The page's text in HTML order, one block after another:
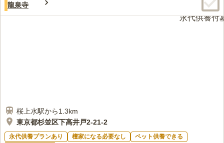
龍泉寺
桜上水駅から1.3km
東京都杉並区下高井戸2-21-2
永代供養プランあり 檀家になる必要なし
ペット供養できる